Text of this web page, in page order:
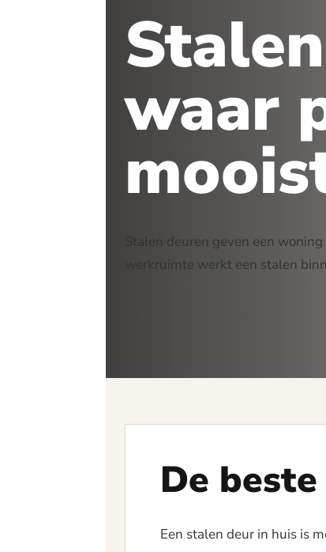
waar
Stalen deuren geven een
werkruimte werkt een stalen
De
Een stalen deur in huis is